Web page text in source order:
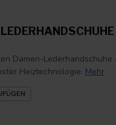
Damen-
Heiztechnologie. Mehr